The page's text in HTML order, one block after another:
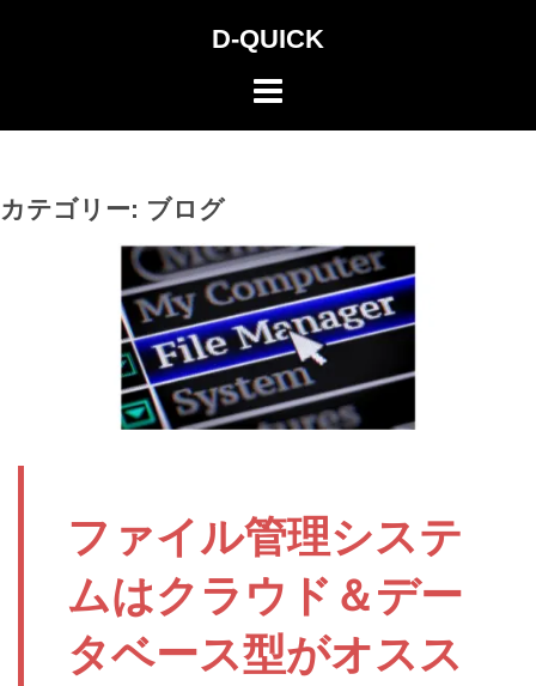
ン
へ
D-QUICK
カテゴリー: ブログ
ファイル管理システ
ムはクラウド＆デー
タベース型がオスス